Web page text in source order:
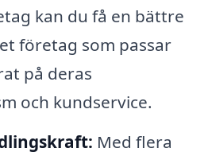
kan du få en bättre
företag som passar
på deras
och kundservice.
Med flera